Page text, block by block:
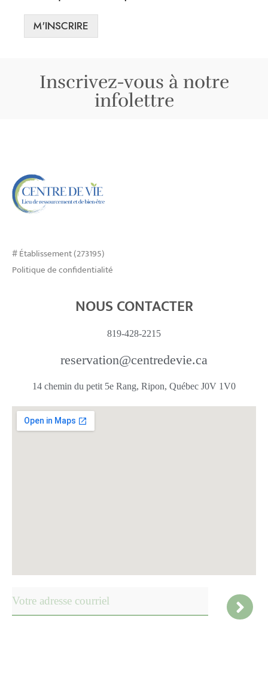
M'INSCRIRE
Inscrivez-vous à notre
infolettre
# Établissement (273195)
Politique de confidentialité
NOUS CONTACTER
819-428-2215
reservation@centredevie.ca
14 chemin du petit 5e Rang, Ripon, Québec J0V 1V0